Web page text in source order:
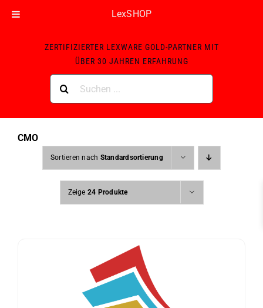
LexSHOP
ZERTIFIZIERTER LEXWARE GOLD-PARTNER MIT
ÜBER 30 JAHREN ERFAHRUNG
nach:
CMO
Sortieren nach Standardsortierung
Zeige 24 Produkte